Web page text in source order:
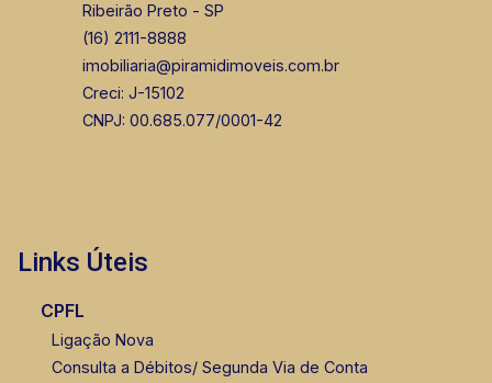
Ribeirão Preto - SP
(16) 2111-8888
imobiliaria@piramidimoveis.com.br
Creci: J-15102
CNPJ: 00.685.077/0001-42
Links Úteis
CPFL
Ligação Nova
Consulta a Débitos/ Segunda Via de Conta